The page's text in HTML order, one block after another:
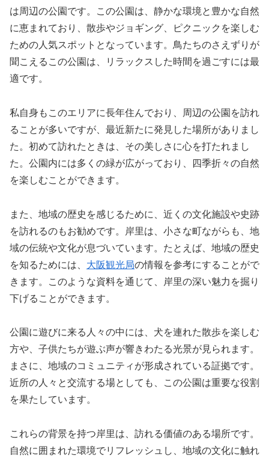
は周辺の公園です。この公園は、静かな環境と豊かな自然
に恵まれており、散歩やジョギング、ピクニックを楽しむ
ための人気スポットとなっています。鳥たちのさえずりが
聞こえるこの公園は、リラックスした時間を過ごすには最
適です。
私自身もこのエリアに長年住んでおり、周辺の公園を訪れ
ることが多いですが、最近新たに発見した場所がありまし
た。初めて訪れたときは、その美しさに心を打たれまし
た。公園内には多くの緑が広がっており、四季折々の自然
を楽しむことができます。
また、地域の歴史を感じるために、近くの文化施設や史跡
を訪れるのもお勧めです。岸里は、小さな町ながらも、地
域の伝統や文化が息づいています。たとえば、地域の歴史
を知るためには、 大阪観光局の情報を参考にすることがで
きます。このような資料を通じて、岸里の深い魅力を掘り
下げることができます。
公園に遊びに来る人々の中には、犬を連れた散歩を楽しむ
方や、子供たちが遊ぶ声が響きわたる光景が見られます。
まさに、地域のコミュニティが形成されている証拠です。
近所の人々と交流する場としても、この公園は重要な役割
を果たしています。
これらの背景を持つ岸里は、訪れる価値のある場所です。
自然に囲まれた環境でリフレッシュし、地域の文化に触れ